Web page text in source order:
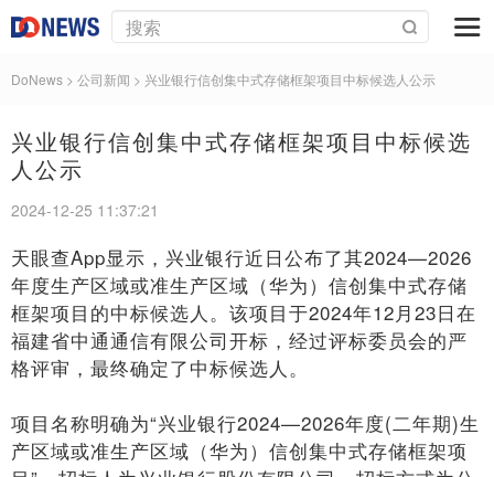
DoNews > 公司新闻 > 兴业银行信创集中式存储框架项目中标候选人公示
兴业银行信创集中式存储框架项目中标候选
人公示
2024-12-25 11:37:21
天眼查App显示，兴业银行近日公布了其2024—2026
年度生产区域或准生产区域（华为）信创集中式存储
框架项目的中标候选人。该项目于2024年12月23日在
福建省中通通信有限公司开标，经过评标委员会的严
格评审，最终确定了中标候选人。
项目名称明确为“兴业银行2024—2026年度(二年期)生
产区域或准生产区域（华为）信创集中式存储框架项